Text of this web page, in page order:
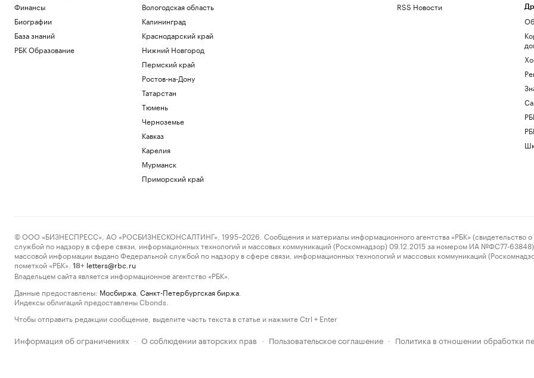
Финансы
Биографии
База знаний
РБК Образование
Вологодская область
Калининград
Краснодарский край
Нижний Новгород
Пермский край
Ростов-на-Дону
Татарстан
Тюмень
Черноземье
Кавказ
Карелия
Мурманск
Приморский край
RSS Новости
© ООО «БИЗНЕСПРЕСС», АО «РОСБИЗНЕСКОНСАЛТИНГ», 1995–2026. Сообщения и материалы информационного агентства «РБК» (свидетельство о
службой по надзору в сфере связи, информационных технологий и массовых коммуникаций (Роскомнадзор) 09.12.2015 за номером ИА №ФС77-63848)
массовой информации выдано Федеральной службой по надзору в сфере связи, информационных технологий и массовых коммуникаций
пометкой «РБК».
18+ letters@rbc.ru
Владельцем сайта является информационное агентство «РБК».
Данные предоставлены: Мосбиржа Санкт-Петербургская биржа
Индексы облигаций предоставлены Cbonds.
Чтобы отправить редакции сообщение, выделите часть текста в статье и нажмите Ctrl + Enter
Информация об ограничениях · О соблюдении авторских прав · Пользовательское соглашение · Политика в отношении обработки